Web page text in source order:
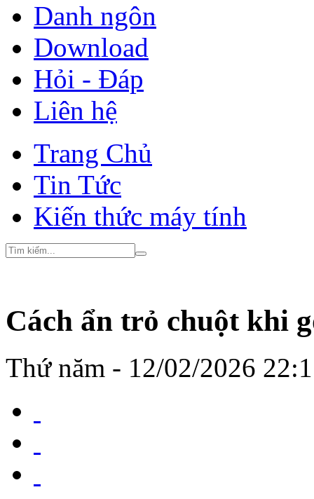
Danh ngôn
Download
Hỏi - Đáp
Liên hệ
Trang Chủ
Tin Tức
Kiến thức máy tính
Cách ẩn trỏ chuột khi
Thứ năm - 12/02/2026